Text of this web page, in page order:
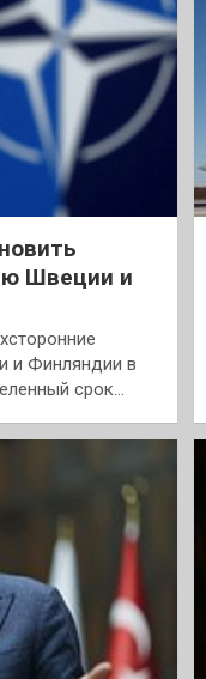
Швеции и
и Финляндии в
срок…